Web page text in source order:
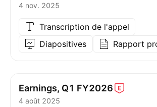
4 nov. 2025
Transcription de l'appel
Diapositives
Rapport
Earnings, Q1 FY2026
4 août 2025